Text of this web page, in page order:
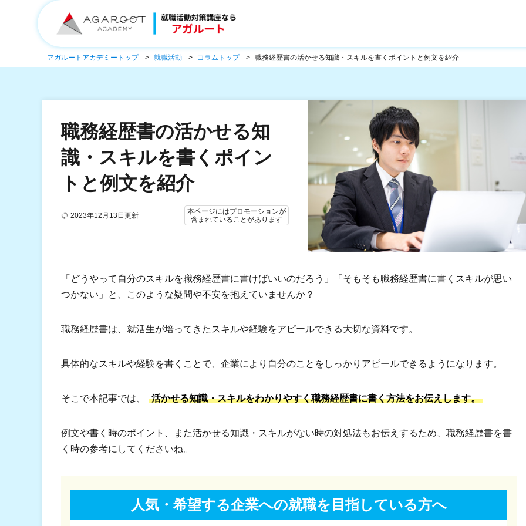
アガルートアカデミートップ 就職活動 コラムトップ 職務経歴書の活かせる知識・スキルを書くポイントと例文を紹介
職務経歴書の活かせる知
識・スキルを書くポイン
トと例文を紹介
2023年12月13日更新
本ページにはプロモーションが
含まれていることがあります
「どうやって自分のスキルを職務経歴書に書けばいいのだろう」「そもそも職務経歴書に書くスキルが思い
つかない」と、このような疑問や不安を抱えていませんか？
職務経歴書は、就活生が培ってきたスキルや経験をアピールできる大切な資料です。
具体的なスキルや経験を書くことで、企業により自分のことをしっかりアピールできるようになります。
そこで本記事では、 活かせる知識・スキルをわかりやすく職務経歴書に書く方法をお伝えします。
例文や書く時のポイント、また活かせる知識・スキルがない時の対処法もお伝えするため、職務経歴書を書
く時の参考にしてくださいね。
人気・希望する企業への就職を 目指している方へ